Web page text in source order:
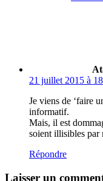
21 juillet 2015 à
Je viens de ‘faire
informatif.
Mais, il est
soient illisibles par
Répondre
Laisser un